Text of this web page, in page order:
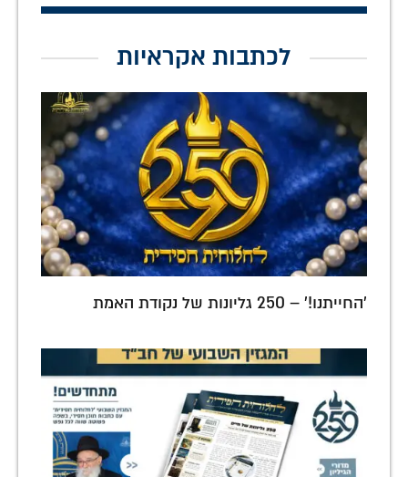
לכתבות אקראיות
'החייתנו!' – 250 גליונות של נקודת האמת